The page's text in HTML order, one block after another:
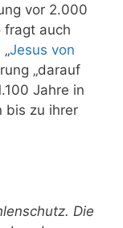
vor 2.000
fragt auch
Jesus von
„darauf
Jahre in
bis zu ihrer
Die